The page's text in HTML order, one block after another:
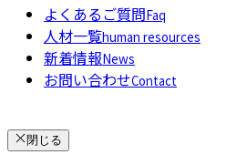
よくあるご質問Faq
人材一覧human resources
新着情報News
お問い合わせContact
閉じる